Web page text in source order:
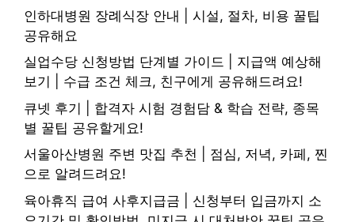
인하대병원 장례식장 안내 | 시설, 절차, 비용 꿀팁
공유해요
실업수당 신청방법 단계별 가이드 | 지급액 예상해
보기 | 수급 조건 체크, 친구에게 공유해드려요!
큐넷 후기 | 합격자 시험 경험담 & 학습 전략, 종목
별 꿀팁 공유할게요!
서울아산병원 주변 맛집 추천 | 점심, 저녁, 카페, 찐
으로 알려드려요!
육아휴직 급여 사후지급금 | 신청부터 입금까지 소